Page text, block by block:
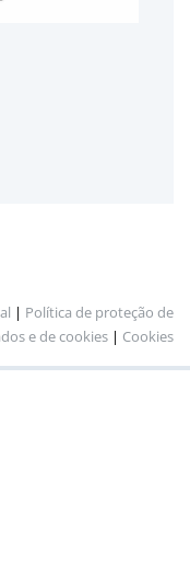
| Política de proteção de
e de cookies | Cookies